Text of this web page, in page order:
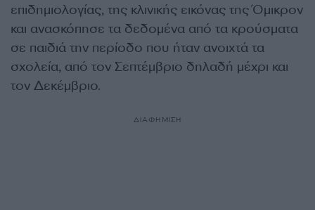
επιδημιολογίας, της κλινικής εικόνας της Όμικρον
και ανασκόπησε τα δεδομένα από τα κρούσματα
σε παιδιά την περίοδο που ήταν ανοιχτά τα
σχολεία, από τον Σεπτέμβριο δηλαδή μέχρι και
τον Δεκέμβριο.
ΔΙΑΦΗΜΙΣΗ